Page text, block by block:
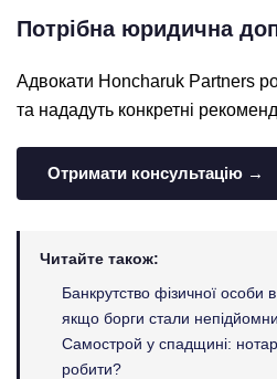
Потрібна юридична
Адвокати Honcharuk Partners
та нададуть конкретні
Отримати консультацію →
Читайте також:
Банкрутство фізичної особи
якщо борги стали
Самострой у спадщині:
робити?